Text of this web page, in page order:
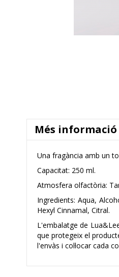
Més informació
Una fragància amb un
Capacitat: 250 ml.
Atmosfera olfactòria:
Ingredients: Aqua,
Hexyl Cinnamal, Citral.
L'embalatge de
que protegeix el
l'envàs i col·locar cada